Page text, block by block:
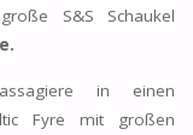
S&S Schaukel
in einen
Fyre mit großen